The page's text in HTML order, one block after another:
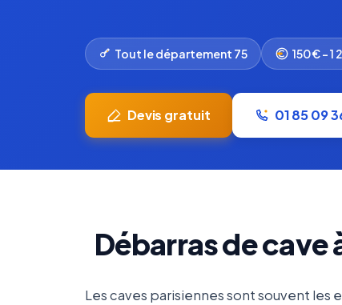
Tout le département 75 150€ – 1
Devis gratuit 01 85 09
Débarras de cave
Les caves parisiennes sont souvent